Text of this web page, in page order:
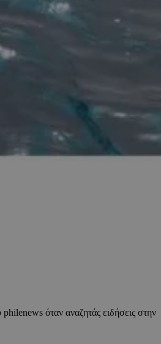
όταν αναζητάς ειδήσεις στην